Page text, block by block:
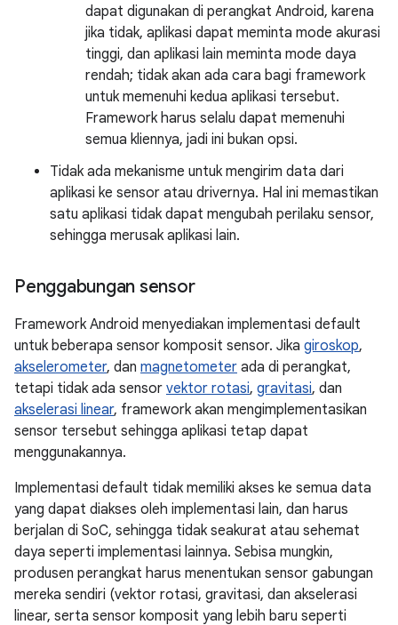
dapat digunakan di perangkat Android, karena
jika tidak, aplikasi dapat meminta mode akurasi
tinggi, dan aplikasi lain meminta mode daya
rendah; tidak akan ada cara bagi framework
untuk memenuhi kedua aplikasi tersebut.
Framework harus selalu dapat memenuhi
semua kliennya, jadi ini bukan opsi.
Tidak ada mekanisme untuk mengirim data dari
aplikasi ke sensor atau drivernya. Hal ini memastikan
satu aplikasi tidak dapat mengubah perilaku sensor,
sehingga merusak aplikasi lain.
Penggabungan sensor
Framework Android menyediakan implementasi default
untuk beberapa sensor komposit sensor. Jika giroskop,
akselerometer, dan magnetometer ada di perangkat,
tetapi tidak ada sensor vektor rotasi, gravitasi, dan
akselerasi linear, framework akan mengimplementasikan
sensor tersebut sehingga aplikasi tetap dapat
menggunakannya.
Implementasi default tidak memiliki akses ke semua data
yang dapat diakses oleh implementasi lain, dan harus
berjalan di SoC, sehingga tidak seakurat atau sehemat
daya seperti implementasi lainnya. Sebisa mungkin,
produsen perangkat harus menentukan sensor gabungan
mereka sendiri (vektor rotasi, gravitasi, dan akselerasi
linear, serta sensor komposit yang lebih baru seperti